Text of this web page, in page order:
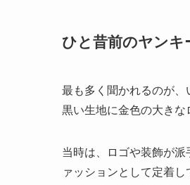
ひと昔前のヤンキ
最も多く聞かれるのが、
黒い生地に金色の大きな
当時は、ロゴや装飾が
ァッションとして定着